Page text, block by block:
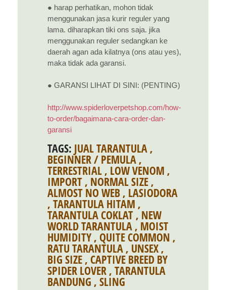
● harap perhatikan, mohon tidak
menggunakan jasa kurir reguler yang
lama. diharapkan tiki ons saja. jika
menggunakan reguler sedangkan ke
daerah agan ada kilatnya (ons atau yes),
maka tidak ada garansi.
● GARANSI LIHAT DI SINI: (PENTING)
http://www.spiderloverpetshop.com/how-
to-order/bagaimana-cara-order-dan-
garansi
TAGS: JUAL TARANTULA ,
BEGINNER / PEMULA ,
TERRESTRIAL , LOW VENOM ,
IMPORT , NORMAL SIZE ,
ALMOST NO WEB , LASIODORA
, TARANTULA HITAM ,
TARANTULA COKLAT , NEW
WORLD TARANTULA , MOIST
HUMIDITY, QUITE COMMON ,
RATU TARANTULA , UNSEX,
BIG SIZE , CAPTIVE BREED BY
SPIDER LOVER , TARANTULA
BANDUNG , SLING